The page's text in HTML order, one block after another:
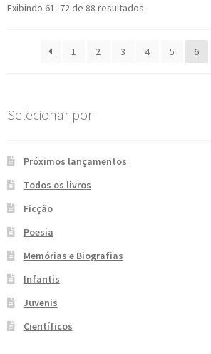
Exibindo 61–72 de 88 resultados
recente
1 2 3 4 5 6
Selecionar por
Próximos lançamentos
Todos os livros
Ficção
Poesia
Memórias e Biografias
Infantis
Juvenis
Científicos